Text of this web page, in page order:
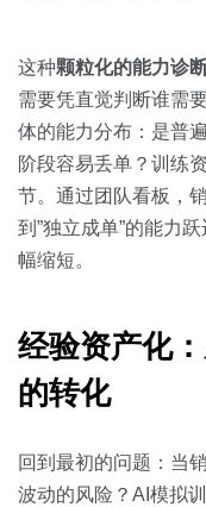
这种颗粒化的能力诊
需要凭直觉判断谁需
体的能力分布：是普
阶段容易丢单？训练
节。通过团队看板，
到”独立成单”的能力
幅缩短。
经验资产化
的转化
回到最初的问题：当
波动的风险？AI模拟